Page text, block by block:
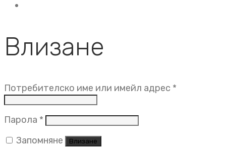
Влизане
Потребителско име или имейл адрес *
Парола * Задължително
Запомняне
Влизане